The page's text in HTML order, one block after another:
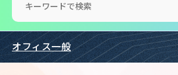
オフィス一般